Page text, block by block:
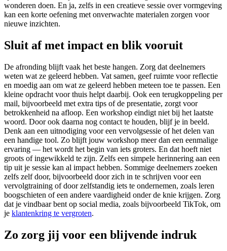
wonderen doen. En ja, zelfs in een creatieve sessie over vormgeving
kan een korte oefening met onverwachte materialen zorgen voor
nieuwe inzichten.
Sluit af met impact en blik vooruit
De afronding blijft vaak het beste hangen. Zorg dat deelnemers
weten wat ze geleerd hebben. Vat samen, geef ruimte voor reflectie
en moedig aan om wat ze geleerd hebben meteen toe te passen. Een
kleine opdracht voor thuis helpt daarbij. Ook een terugkoppeling per
mail, bijvoorbeeld met extra tips of de presentatie, zorgt voor
betrokkenheid na afloop. Een workshop eindigt niet bij het laatste
woord. Door ook daarna nog contact te houden, blijf je in beeld.
Denk aan een uitnodiging voor een vervolgsessie of het delen van
een handige tool. Zo blijft jouw workshop meer dan een eenmalige
ervaring — het wordt het begin van iets groters. En dat hoeft niet
groots of ingewikkeld te zijn. Zelfs een simpele herinnering aan een
tip uit je sessie kan al impact hebben. Sommige deelnemers zoeken
zelfs zelf door, bijvoorbeeld door zich in te schrijven voor een
vervolgtraining of door zelfstandig iets te ondernemen, zoals leren
boogschieten of een andere vaardigheid onder de knie krijgen. Zorg
dat je vindbaar bent op social media, zoals bijvoorbeeld TikTok, om
je klantenkring te vergroten.
Zo zorg jij voor een blijvende indruk